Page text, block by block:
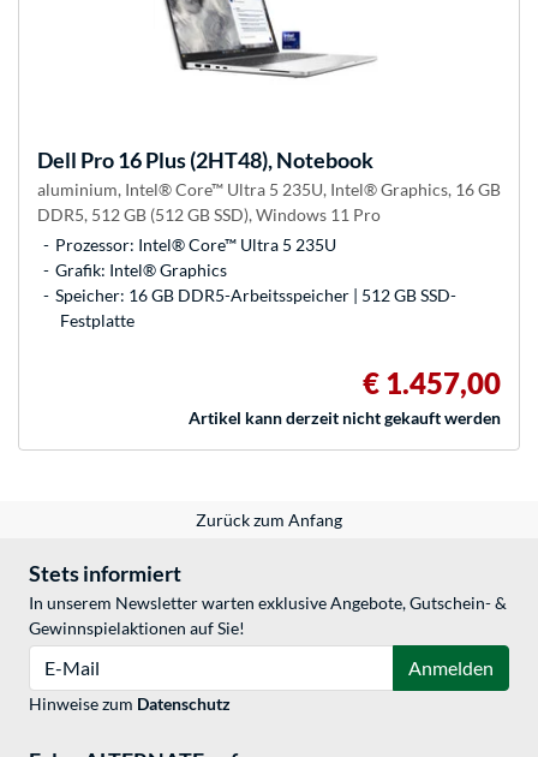
Dell Pro 16 Plus (2HT48), Notebook
aluminium, Intel® Core™ Ultra 5 235U, Intel® Graphics, 16 GB
DDR5, 512 GB (512 GB SSD), Windows 11 Pro
Prozessor: Intel® Core™ Ultra 5 235U
Grafik: Intel® Graphics
Speicher: 16 GB DDR5-Arbeitsspeicher | 512 GB SSD-
Festplatte
€ 1.457,00
Artikel kann derzeit nicht gekauft werden
Zurück zum Anfang
Stets informiert
In unserem Newsletter warten exklusive Angebote, Gutschein- &
Gewinnspielaktionen auf Sie!
Anmelden
Hinweise zum Datenschutz